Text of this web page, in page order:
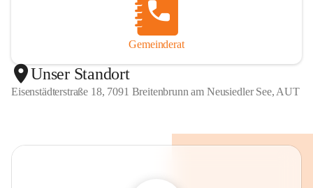
Gemeinderat
Unser Standort
Eisenstädterstraße 18, 7091 Breitenbrunn am Neusiedler See, AUT